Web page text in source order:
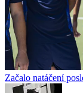
Začalo natáčení